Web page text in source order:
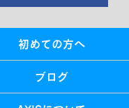
初めての方へ
ブログ